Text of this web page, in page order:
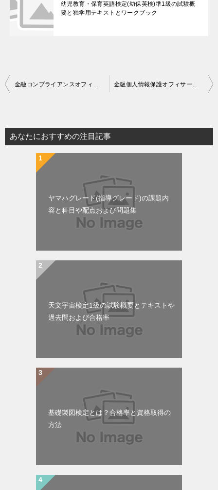
幼児教育・保育英語検定(幼保英検)準1級の試験概
要と独学用テキストとワークブック
投
ビ
ゲ
金融コンプライアンスオフィサー認定試験の概要と難易度や合格率 金融個人情報保護オフィサー２級認定試験の概要と難易度や合格率
あなたにおすすめの注目記事
ヤマハグレード(指導グレード)の課題内
容と科目や配点および問題集
天文宇宙検定1級の試験概要とテキストや
過去問および合格率
基礎製図検定とは？合格率と資格取得の
方法